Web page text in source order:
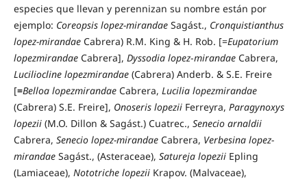
especies que llevan y perennizan su nombre están por
ejemplo: Coreopsis lopez-mirandaeSagást., Cronquistianthus
lopez-mirandaeCabrera) R.M. King & H. Rob. [=Eupatorium
lopezmirandaeCabrera], Dyssodia lopez-mirandaeCabrera,
Luciliocline lopezmirandae(Cabrera) Anderb. & S.E. Freire
[=Belloa lopezmirandaeCabrera, Lucilia lopezmirandae
(Cabrera) S.E. Freire], Onoseris lopeziiFerreyra, Paragynoxys
lopezii(M.O. Dillon & Sagást.) Cuatrec., Senecio arnaldii
Cabrera, Senecio lopez-mirandaeCabrera, Verbesina lopez-
mirandaeSagást., (Asteraceae), Satureja lopeziiEpling
(Lamiaceae), Nototriche lopeziiKrapov. (Malvaceae),